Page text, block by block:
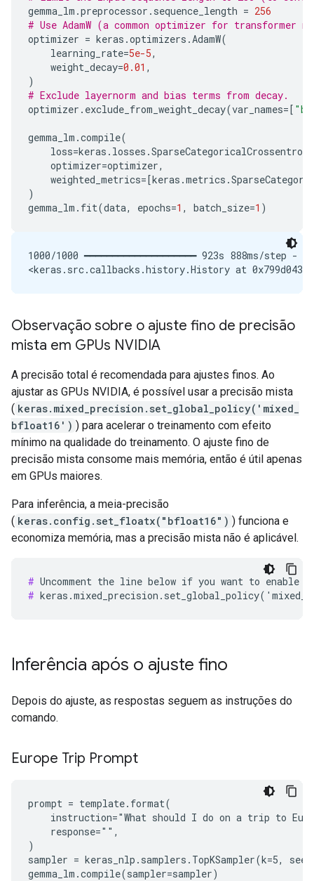
gemma_lm .preprocessor . sequence_length = 256
# Use AdamW (a common optimizer for transformer
optimizer = keras .optimizers .AdamW(
learning_rate=5e-5,
weight_decay=0.01 ,
)
# Exclude layernorm and bias terms from decay.
optimizer . exclude_from_weight_decay(var_names=[
gemma_lm .compile(
loss=keras . losses .SparseCategoricalCrossentropy
optimizer=optimizer,
weighted_metrics=[keras .metrics .
)
gemma_lm . fit(data, epochs=1 , batch_size=1 )
1000/1000 ━━━━━━━━━━━━━━━━━━━━ 923s 888ms/
Observação sobre o ajuste fino de precisão
mista em GPUs NVIDIA
A precisão total é recomendada para ajustes finos. Ao
ajustar as GPUs NVIDIA, é possível usar a precisão mista
( keras.mixed_precision.set_global_policy('mixed_
bfloat16') ) para acelerar o treinamento com efeito
mínimo na qualidade do treinamento. O ajuste fino de
precisão mista consome mais memória, então é útil apenas
em GPUs maiores.
Para inferência, a meia-precisão
( keras.config.set_floatx("bfloat16") ) funciona e
economiza memória, mas a precisão mista não é aplicável.
#
#
Inferência após o ajuste fino
Depois do ajuste, as respostas seguem as instruções do
comando.
Europe Trip Prompt
prompt = template.format(
instruction="What should I do on a trip to
    response="",
)
sampler = keras_nlp.samplers.TopKSampler(k=5,
gemma_lm.compile(sampler=sampler)